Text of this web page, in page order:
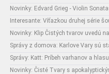
Interesante: Víťazkou druhej série
Novinky: Klip Čistých tvarov uvedú
Správy z domova: Karlove Vary sú
Správy: Katt: Príbeh varhanov a
Novinky: Čisté Tvary s